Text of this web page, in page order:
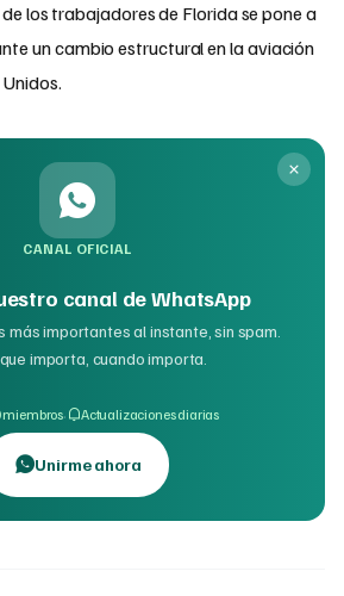
los trabajadores de Florida se pone a
un cambio estructural en la aviación
CANAL OFICIAL
canal de WhatsApp
más importantes al instante, sin spam.
importa, cuando importa.
· Actualizaciones diarias
Unirme ahora